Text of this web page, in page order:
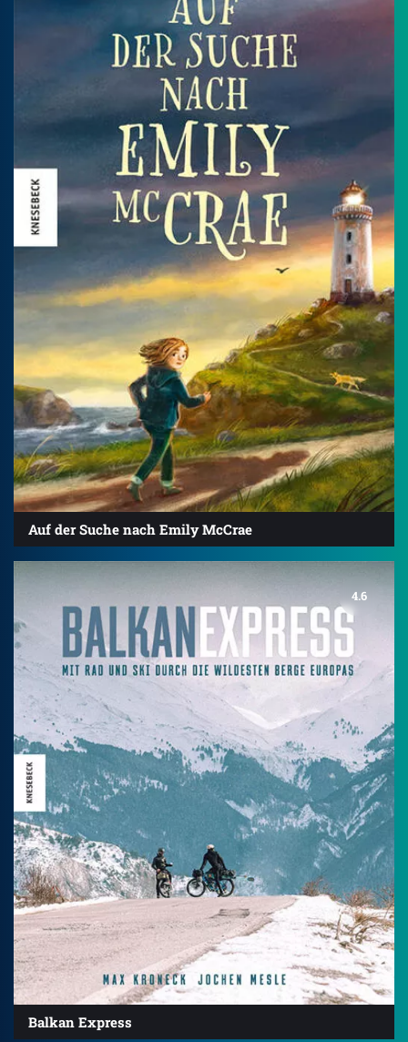
Auf der Suche nach Emily McCrae
4.6
Balkan Express